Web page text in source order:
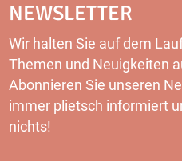
NEWSLETTER
Wir halten Sie auf dem
Themen und Neuigkeiten
Abonnieren Sie unseren
immer plietsch informiert
nichts!